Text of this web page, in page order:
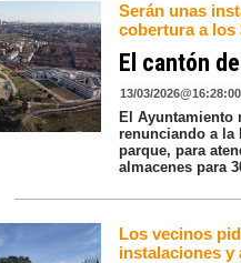
Serán unas
cobertura a los
El cantón
13/03/2026@16:28:00
El Ayuntamiento
renunciando a la
parque, para
almacenes para
Los vecinos
instalaciones y